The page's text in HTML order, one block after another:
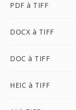
PDF à TIFF
DOCX à TIFF
DOC à TIFF
HEIC à TIFF